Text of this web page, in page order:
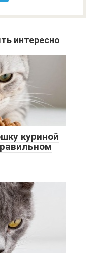
интересно
куриной